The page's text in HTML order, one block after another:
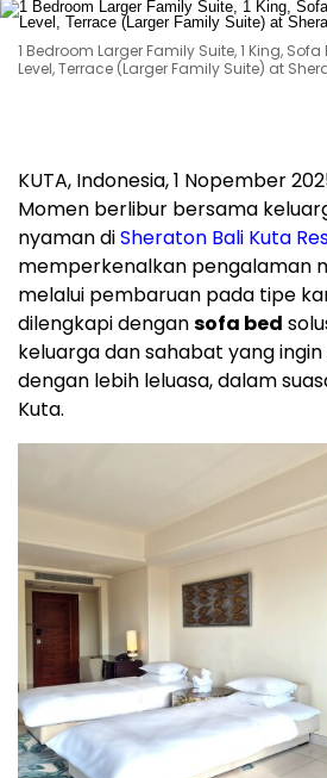
1 Bedroom Larger Family Suite, 1 King,
Level, Terrace (Larger Family Suite) at
KUTA, Indonesia,1 Nopember
Momen berlibur bersama
nyaman diSheraton Bali Kuta
memperkenalkan pengalaman
melalui pembaruan pada tipe
dilengkapi dengansofa bed
keluarga dan sahabat yang
dengan lebih leluasa, dalam
Kuta.